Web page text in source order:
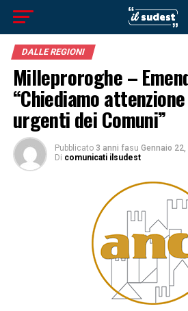
DALLE REGIONI
Milleproroghe –
“Chiediamo
urgenti dei Comuni”
Pubblicato 3 anni fasu Gennaio 22,
Di comunicati ilsudest